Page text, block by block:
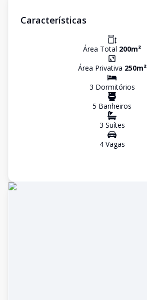
Características
Área Total 200m²
Área Privativa 250m²
3 Dormitórios
5 Banheiros
3 Suítes
4Vagas